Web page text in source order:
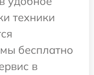
техники
бесплатно
в